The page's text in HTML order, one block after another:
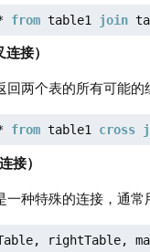
from table1 join
接）
回两个表的所有可能的
from table1 cross
接）
种特殊的连接，通常
rightTable,